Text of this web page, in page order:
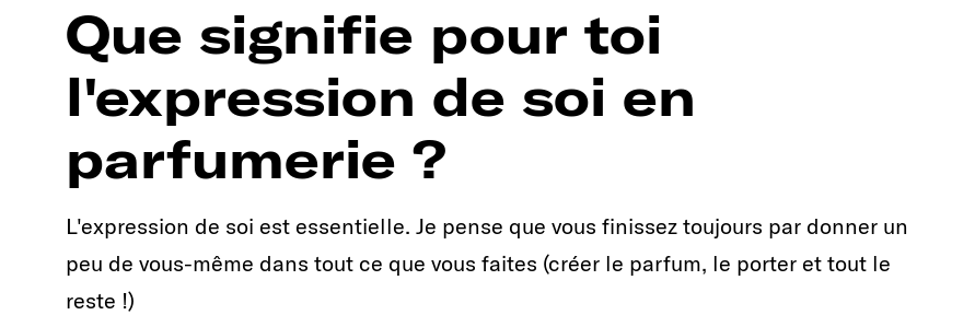
Que signifie pour toi
l'expression de soi en
parfumerie ?
L'expression de soi est essentielle. Je pense que vous finissez toujours par donner un
peu de vous-même dans tout ce que vous faites (créer le parfum, le porter et tout le
reste !)